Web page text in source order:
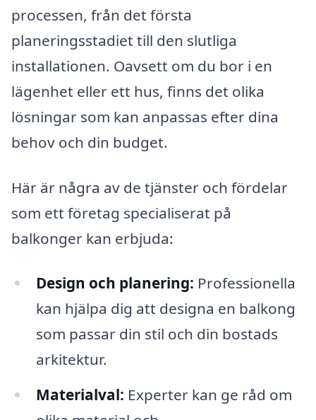
processen, från det första
planeringsstadiet till den slutliga
installationen. Oavsett om du bor i en
lägenhet eller ett hus, finns det olika
lösningar som kan anpassas efter dina
behov och din budget.
Här är några av de tjänster och fördelar
som ett företag specialiserat på
balkonger kan erbjuda:
Design och planering: Professionella
kan hjälpa dig att designa en balkong
som passar din stil och din bostads
arkitektur.
Materialval: Experter kan ge råd om